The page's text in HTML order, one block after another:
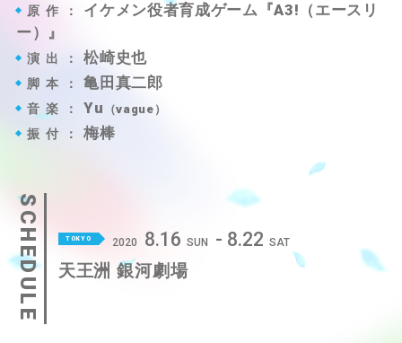
原作： イケメン役者育成ゲーム『A3!（エースリ
ー）』
演出：松崎史也
脚本：亀田真二郎
音楽： Yu （vague）
振付：梅棒
SCHEDULE TOKYO 2020 8.16 SUN - 8.22 SAT
天王洲 銀河劇場